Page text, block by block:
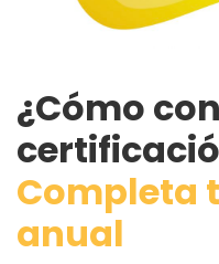
¿Cómo
Completa
anual